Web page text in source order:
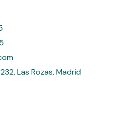
Las Rozas, Madrid